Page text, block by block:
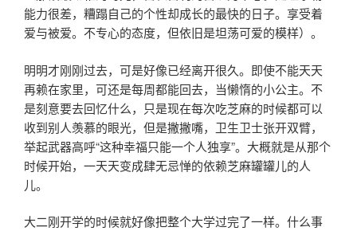
能力很差，糟蹋自己的个性却成长的最快的日子。享受着
爱与被爱。不专心的态度，但依旧是坦荡可爱的模样）。
明明才刚刚过去，可是好像已经离开很久。即使不能天天
再赖在家里，可还是每周都能回去，当懒惰的小公主。不
是刻意要去回忆什么，只是现在每次吃芝麻的时候都可以
收到别人羡慕的眼光，但是撇撇嘴，卫生卫士张开双臂，
举起武器高呼“这种幸福只能一个人独享”。大概就是从那个
时候开始，一天天变成肆无忌惮的依赖芝麻罐罐儿的人
儿。
大二刚开学的时候就好像把整个大学过完了一样。什么事